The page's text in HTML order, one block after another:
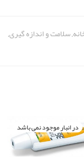
,سلامت و اندازه گیری,